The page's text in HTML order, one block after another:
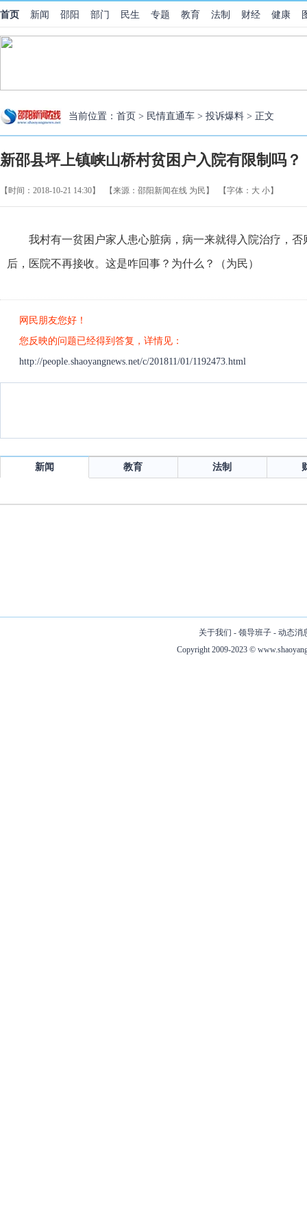
首页 新闻 邵阳 部门 民生 专题 教育 法制 财经 健康
当前位置： 首页 > 民情直通车 > 投诉爆料 > 正文
新邵县坪上镇峡山桥村贫困户入院有限制吗？
【时间：2018-10-21 14:30】 【来源：邵阳新闻在线 为民】 【字体： 大 小】
我村有一贫困户家人患心脏病，病一来就得入院治疗，
后，医院不再接收。这是咋回事？为什么？（为民）
网民朋友您好！
您反映的问题已经得到答复，详情见：
http://people.shaoyangnews.net/c/201811/01/1192473.html
新闻 教育 法制
关于我们 - 领导班子 - 动态消
Copyright 2009-2023 ©